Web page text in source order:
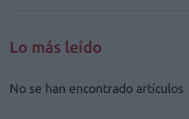
Lo más leído
No se han encontrado artículos